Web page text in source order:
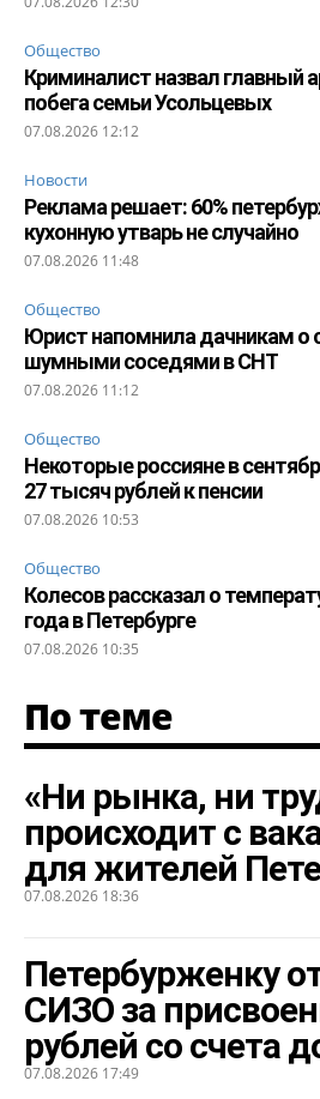
Общество
Криминалист назвал главный
побега семьи Усольцевых
07.08.2026 12:12
Новости
Реклама решает: 60%
кухонную утварь не случайно
07.08.2026 11:48
Общество
Юрист напомнила дачникам о
шумными соседями в СНТ
07.08.2026 11:12
Общество
Некоторые россияне в
27 тысяч рублей к пенсии
07.08.2026 10:53
Общество
Колесов рассказал о
года в Петербурге
07.08.2026 10:35
По теме
«Ни рынка, ни
происходит с
для жителей
07.08.2026 18:36
Петербурженку
СИЗО за
рублей со счета
07.08.2026 17:49